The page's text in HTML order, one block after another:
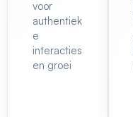
voor
authentiek
e
interacties
en groei